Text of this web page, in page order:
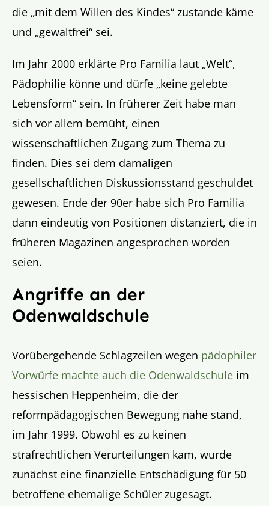
die „mit dem Willen des Kindes“ zustande käme
und „gewaltfrei“ sei.
Im Jahr 2000 erklärte Pro Familia laut „Welt“,
Pädophilie könne und dürfe „keine gelebte
Lebensform“ sein. In früherer Zeit habe man
sich vor allem bemüht, einen
wissenschaftlichen Zugang zum Thema zu
finden. Dies sei dem damaligen
gesellschaftlichen Diskussionsstand geschuldet
gewesen. Ende der 90er habe sich Pro Familia
dann eindeutig von Positionen distanziert, die in
früheren Magazinen angesprochen worden
seien.
Angriffe an der
Odenwaldschule
Vorübergehende Schlagzeilen wegen pädophiler
Vorwürfe machte auch die Odenwaldschule im
hessischen Heppenheim, die der
reformpädagogischen Bewegung nahe stand,
im Jahr 1999. Obwohl es zu keinen
strafrechtlichen Verurteilungen kam, wurde
zunächst eine finanzielle Entschädigung für 50
betroffene ehemalige Schüler zugesagt.